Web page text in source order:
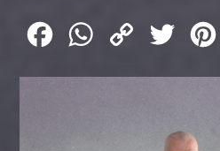
FacebookWhatsApp
Copy
Twitter